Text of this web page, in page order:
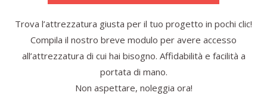
Trova l’attrezzatura giusta per il tuo progetto in pochi clic!
Compila il nostro breve modulo per avere accesso
all’attrezzatura di cui hai bisogno. Affidabilità e facilità a
portata di mano.
Non aspettare, noleggia ora!